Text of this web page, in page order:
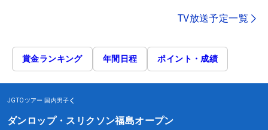
TV放送予定一覧
賞金ランキング 年間日程 ポイント・成績
JGTOツアー 国内男子
ダンロップ・スリクソン福島オープン